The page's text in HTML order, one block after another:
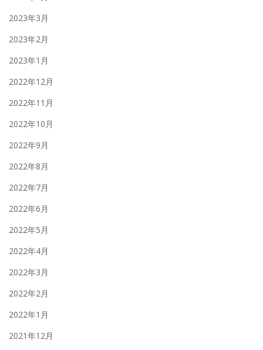
2023年3月
2023年2月
2023年1月
2022年12月
2022年11月
2022年10月
2022年9月
2022年8月
2022年7月
2022年6月
2022年5月
2022年4月
2022年3月
2022年2月
2022年1月
2021年12月